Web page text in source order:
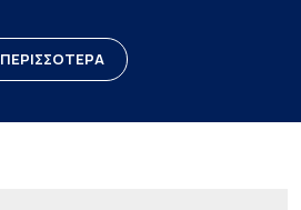
ΠΕΡΙΣΣΟΤΕΡΑ